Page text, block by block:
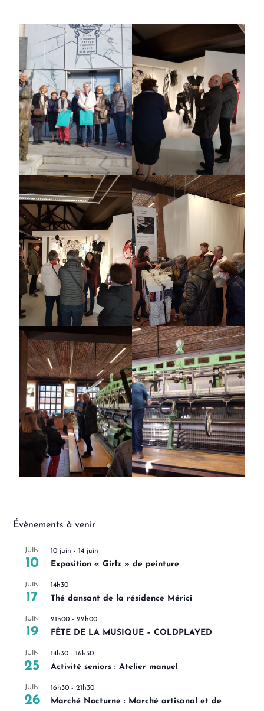
Évènements à venir
JUIN
10
10 juin -14 juin
Exposition « Girlz » de peinture
JUIN
17
14h30
Thé dansant de la résidence Mérici
JUIN
19
21h00 -22h00
FÊTE DE LA MUSIQUE – COLDPLAYED
JUIN
25
14h30 -16h30
Activité seniors : Atelier manuel
JUIN
26
16h30 -21h30
Marché Nocturne : Marché artisanal et de